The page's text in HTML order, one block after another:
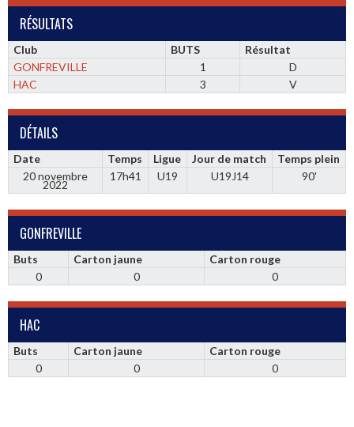
RÉSULTATS
Club BUTS
Résultat
GONFREVILLE
1
D
HAC
3 V
DÉTAILS
Date Temps Ligue Jour de match
Temps plein
20 novembre
2022
17h41 U19 U19J14 90'
GONFREVILLE
Buts Carton jaune
Carton rouge
0
0 0
HAC
Buts Carton jaune
Carton rouge
0
0 0